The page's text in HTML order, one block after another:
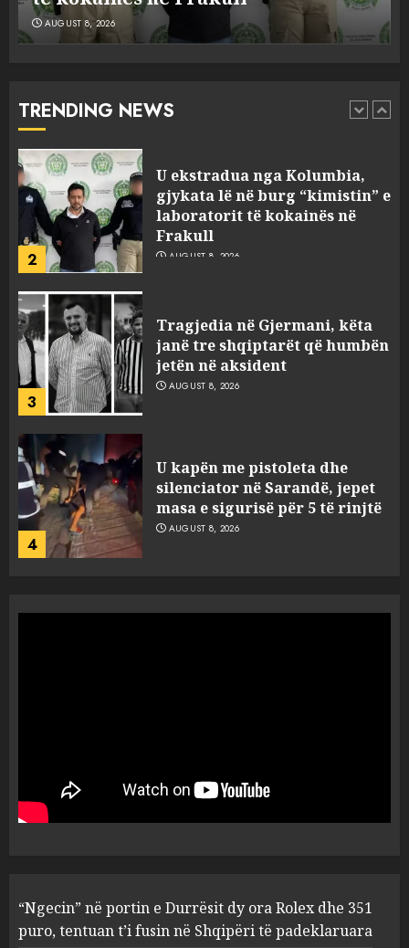
AUGUST 8, 2026
TRENDING NEWS
2
U ekstradua nga Kolumbia,
AUGUST 8, 2026
3
Tragjedia në Gjermani, këta
janë tre shqiptarët që humbën
jetën në aksident
AUGUST 8, 2026
4
U kapën me pistoleta dhe
silenciator në Sarandë, jepet
masa e sigurisë për 5 të rinjtë
AUGUST 8, 2026
5
Objekte misterioze fluturojnë
me shpejtësi mbi lagje të
banuara, Pentagoni publikon
dosje të reja mbi UFO-t
2
laboratorit të kokainës në
Frakull
AUGUST 8, 2026
janë tre shqiptarët që humbën
jetën në aksident
“Ngecin” në portin e Durrësit dy ora Rolex dhe 351
puro, tentuan t’i fusin në Shqipëri të padeklaruara